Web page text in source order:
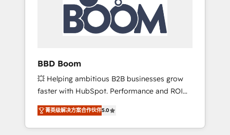
Complex platform migrations and data
cleanups • Custom APIs and third-party
integrations 📈 End-to-End Revenue
tools and CRM optimization • Retention
strategies with customer journey mapping 🏅
Elite-Level HubSpot Execution • 750+
onboardings and 2,000+ implementations •
Deep expertise across marketing, sales, and
service hubs • Built-in flexibility for startups
BBD Boom
💥 Helping ambitious B2B businesses grow
faster with HubSpot. Performance and ROI
focused. 💥 BBD Boom is the HubSpot
partner that can help you to HubSpot Better.
We work with your teams to solve all your
菁英级解决方案合作伙伴5.0